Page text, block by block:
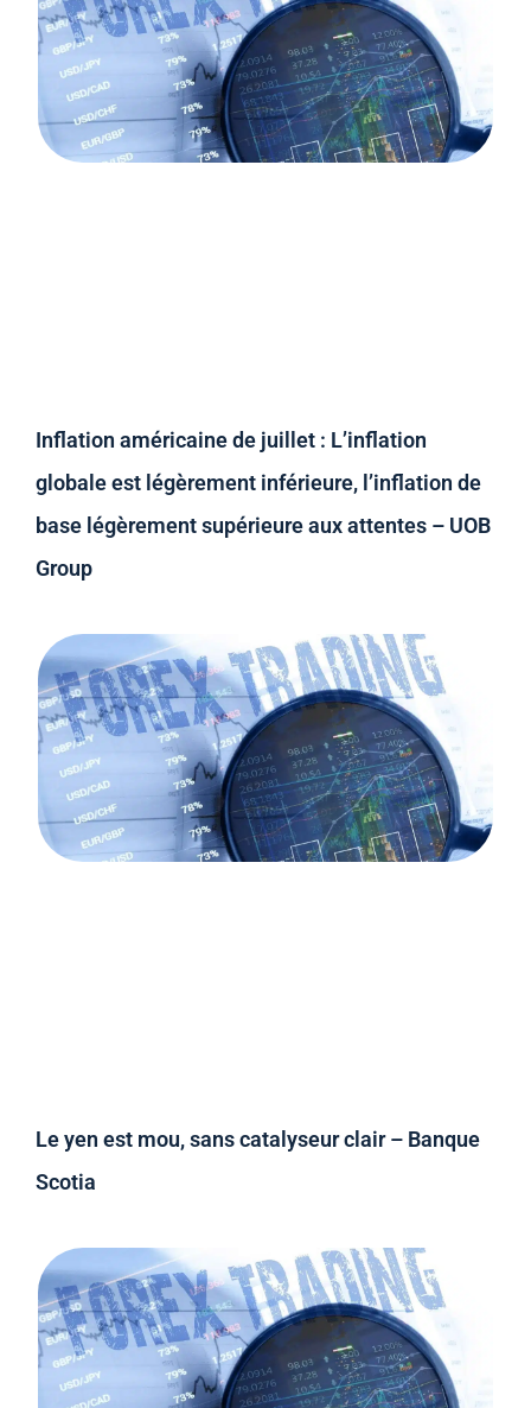
Inflation américaine de juillet : L’inflation
globale est légèrement inférieure, l’inflation de
base légèrement supérieure aux attentes – UOB
Group
Le yen est mou, sans catalyseur clair – Banque
Scotia